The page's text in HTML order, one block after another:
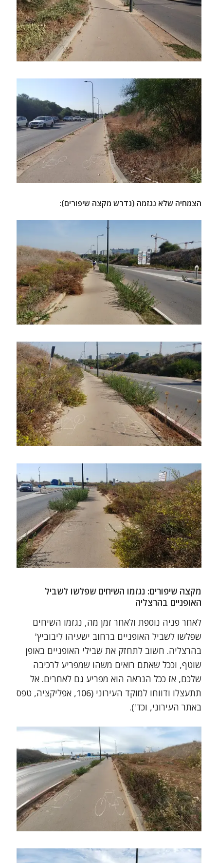
הצמחיה שלא נגזמה (נדרש מקצה שיפורים):
מקצה שיפורים: נגזמו השיחים שפלשו לשביל
האופניים בהרצליה
לאחר פניה נוספת ולאחר זמן מה, נגזמו השיחים
שפלשו לשביל האופניים ברחוב ישעיהו ליבוביץ'
בהרצליה. חשוב לתחזק את שבילי האופניים באופן
שוטף, וככל שאתם רואים משהו שמפריע לרכיבה
שלכם, אז ככל הנראה הוא מפריע גם לאחרים. אל
תתעצלו ודווחו למוקד העירוני (106, אפליקציה, טפס
באתר העירוני, וכד').